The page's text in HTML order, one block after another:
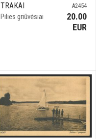
TRAKAI
Pilies griūvėsiai
A2454
20.00
EUR